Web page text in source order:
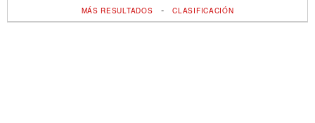
MÁS RESULTADOS -CLASIFICACIÓN